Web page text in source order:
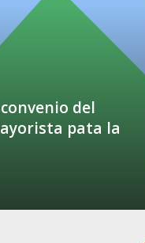
del
pata la